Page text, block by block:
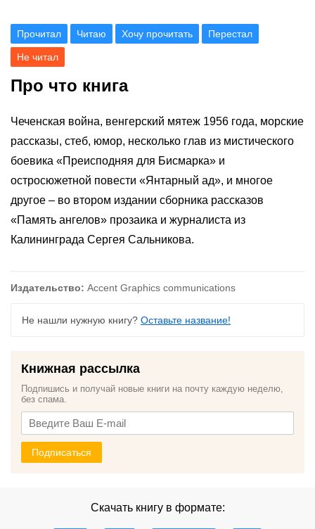
Прочитал Читаю Хочу прочитать Перестал
Не читал
Про что книга
Чеченская война, венгерский мятеж 1956 года, морские
рассказы, стеб, юмор, несколько глав из мистического
боевика «Преисподняя для Бисмарка» и
остросюжетной повести «Янтарный ад», и многое
другое – во втором издании сборника рассказов
«Память ангелов» прозаика и журналиста из
Калининграда Сергея Сальникова.
Издательство: Accent Graphics communications
Не нашли нужную книгу? Оставьте название!
Книжная рассылка
Подпишись и получай новые книги на почту каждую неделю,
без спама.
Подписаться
Скачать книгу в формате: